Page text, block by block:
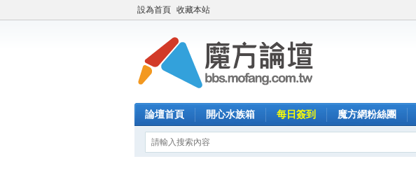
設為首頁 收藏本站
論壇首頁 開心水族箱 每日簽到 魔方網粉絲團